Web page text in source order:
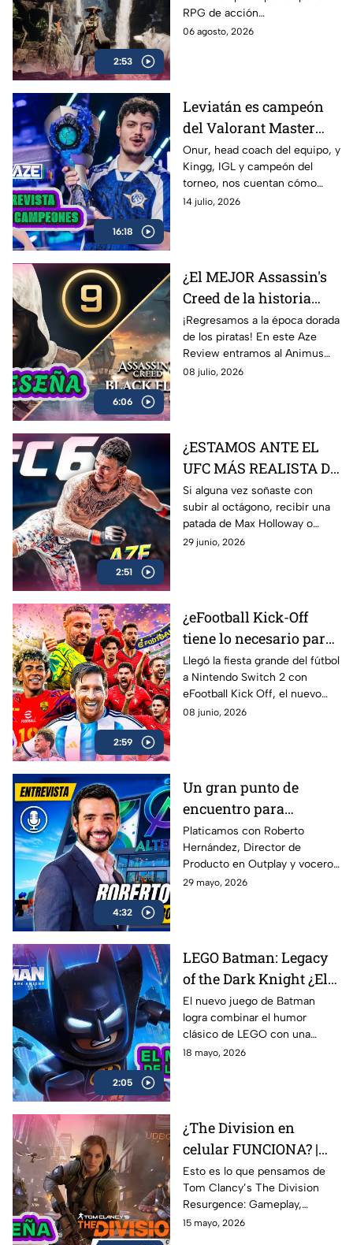
2:53
RPG de acción
completamente diferente.
contamos
06 agosto, 2026
16:18
Leviatán es campeón
del Valorant Master
Londres 2026 |
Entrevista con Onur y
Kingg
Onur, head coach del equipo, y
Kingg, IGL y campeón del
torneo, nos cuentan cómo
vivieron el camino hacia el
Latinoamérica.
14 julio, 2026
6:06
¿El MEJOR Assassin's
Creed de la historia
regresó? 🏴‍☠️ | Reseña
Black Flag Resynced |
AZE Review
¡Regresamos a la época dorada
de los piratas! En este Aze
Review entramos al Animus
para analizar a fondo
08 julio, 2026
2:51
¿ESTAMOS ANTE EL
UFC MÁS REALISTA DE
LA HISTORIA? EA
Sports UFC 6 | AZE
Review
Si alguna vez soñaste con
subir al octágono, recibir una
patada de Max Holloway o
Islam Makhachev y sobrevivir
29 junio, 2026
2:59
¿eFootball Kick-Off
tiene lo necesario para
marcar el gol de la
temporada? | AZE
Review
Llegó la fiesta grande del fútbol
a Nintendo Switch 2 con
eFootball Kick Off, el nuevo
juego de Konami que busca
08 junio, 2026
4:32
Un gran punto de
encuentro para
conectar con más
gamers | Entrevista con
Roberto Hernández
Platicamos con Roberto
Hernández, Director de
Producto en Outplay y vocero
de Alternia, sobre el
cómo Alternia busca redefinir
el entretenimiento para las
nuevas generaciones
29 mayo, 2026
2:05
LEGO Batman: Legacy
of the Dark Knight ¿El
mejor de la franqucia? |
AZE REVIEW
El nuevo juego de Batman
logra combinar el humor
clásico de LEGO con una
aventura llena de acción,
18 mayo, 2026
¿The Division en
celular FUNCIONA? |
Probamos Tom
Clancy's The Division
Resurgence AZE
Review
Esto es lo que pensamos de
Tom Clancy’s The Division
Resurgence: Gameplay,
gráficos, combate, mundo
15 mayo, 2026